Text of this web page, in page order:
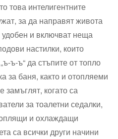
това интелигентните
за да направят живота
и включват неща
настилки, които
ъ-ъ“ да стъпите от топло
за баня, както и отопляеми
замъглят, когато са
за тоалетни седалки,
и охлаждащи
са всички други начини